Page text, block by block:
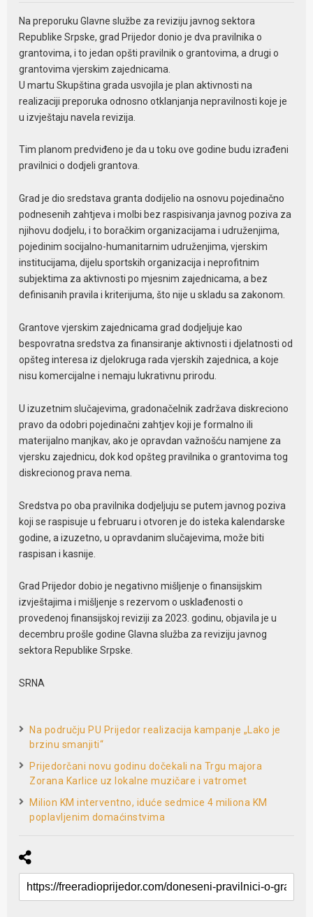
Na preporuku Glavne službe za reviziju javnog sektora
Republike Srpske, grad Prijedor donio je dva pravilnika o
grantovima, i to jedan opšti pravilnik o grantovima, a drugi o
grantovima vjerskim zajednicama.
U martu Skupština grada usvojila je plan aktivnosti na
realizaciji preporuka odnosno otklanjanja nepravilnosti koje je
u izvještaju navela revizija.
Tim planom predviđeno je da u toku ove godine budu izrađeni
pravilnici o dodjeli grantova.
Grad je dio sredstava granta dodijelio na osnovu pojedinačno
podnesenih zahtjeva i molbi bez raspisivanja javnog poziva za
njihovu dodjelu, i to boračkim organizacijama i udruženjima,
pojedinim socijalno-humanitarnim udruženjima, vjerskim
institucijama, dijelu sportskih organizacija i neprofitnim
subjektima za aktivnosti po mjesnim zajednicama, a bez
definisanih pravila i kriterijuma, što nije u skladu sa zakonom.
Grantove vjerskim zajednicama grad dodjeljuje kao
bespovratna sredstva za finansiranje aktivnosti i djelatnosti od
opšteg interesa iz djelokruga rada vjerskih zajednica, a koje
nisu komercijalne i nemaju lukrativnu prirodu.
U izuzetnim slučajevima, gradonačelnik zadržava diskreciono
pravo da odobri pojedinačni zahtjev koji je formalno ili
materijalno manjkav, ako je opravdan važnošću namjene za
vjersku zajednicu, dok kod opšteg pravilnika o grantovima tog
diskrecionog prava nema.
Sredstva po oba pravilnika dodjeljuju se putem javnog poziva
koji se raspisuje u februaru i otvoren je do isteka kalendarske
godine, a izuzetno, u opravdanim slučajevima, može biti
raspisan i kasnije.
Grad Prijedor dobio je negativno mišljenje o finansijskim
izvještajima i mišljenje s rezervom o usklađenosti o
provedenoj finansijskoj reviziji za 2023. godinu, objavila je u
decembru prošle godine Glavna služba za reviziju javnog
sektora Republike Srpske.
SRNA
Na području PU Prijedor realizacija kampanje „Lako je
brzinu smanjiti“
Prijedorčani novu godinu dočekali na Trgu majora
Zorana Karlice uz lokalne muzičare i vatromet
Milion KM interventno, iduće sedmice 4 miliona KM
poplavljenim domaćinstvima